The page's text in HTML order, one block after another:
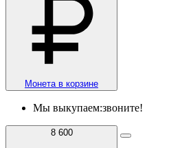
Монета в корзине
Мы выкупаем:звоните!
8 600